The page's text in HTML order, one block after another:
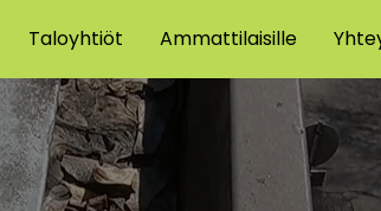
Taloyhtiöt Ammattilaisille